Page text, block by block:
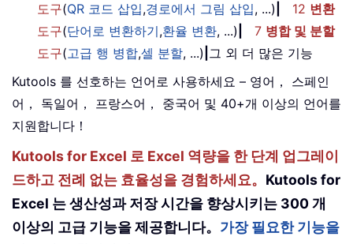
도구(QR 코드 삽입,경로에서 그림 삽입, ...) 12 변환
도구(단어로 변환하기,환율 변환, ...) 7 병합 및 분할
도구(고급 행 병합,셀 분할, ...) 그 외 더 많은 기능
Kutools 를 선호하는 언어로 사용하세요 – 영어， 스페인
어， 독일어， 프랑스어， 중국어 및 40+개 이상의 언어를
지원합니다！
Kutools for Excel 로 Excel 역량을 한 단계 업그레이
드하고 전례 없는 효율성을 경험하세요。 Kutools for
Excel 는 생산성과 저장 시간을 향상시키는 300 개
이상의 고급 기능을 제공합니다。 가장 필요한 기능을